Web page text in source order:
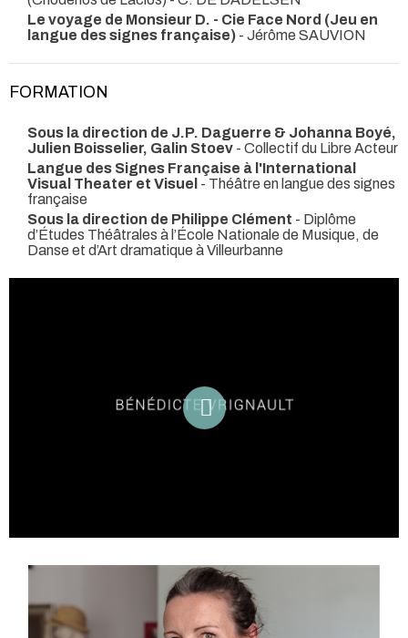
Le voyage de Monsieur D. - Cie Face Nord (Jeu en
langue des signes française) - Jérôme SAUVION
FORMATION
Sous la direction de J.P. Daguerre & Johanna Boyé,
Julien Boisselier, Galin Stoev - Collectif du Libre Acteur
Langue des Signes Française à l'International
Visual Theater et Visuel - Théâtre en langue des signes
française
Sous la direction de Philippe Clément - Diplôme
d’Études Théâtrales à l’École Nationale de Musique, de
Danse et d’Art dramatique à Villeurbanne